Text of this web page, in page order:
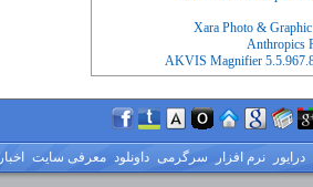
درایور نرم افزار سرگرمی داونلود معرفی سایت اخبار